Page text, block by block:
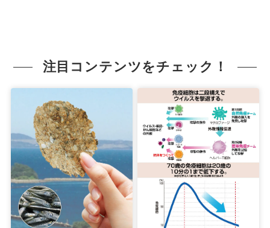
注目コンテンツをチェック！